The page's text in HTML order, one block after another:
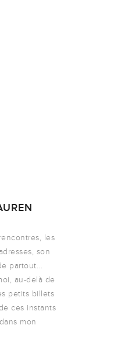
les
son
partout...
au-delà de
petits billets
ces instants
mon